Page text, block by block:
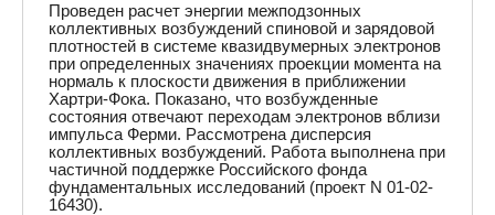
Проведен расчет энергии межподзонных
коллективных возбуждений спиновой и зарядовой
плотностей в системе квазидвумерных электронов
при определенных значениях проекции момента на
нормаль к плоскости движения в приближении
Хартри-Фока. Показано, что возбужденные
состояния отвечают переходам электронов вблизи
импульса Ферми. Рассмотрена дисперсия
коллективных возбуждений. Работа выполнена при
частичной поддержке Российского фонда
фундаментальных исследований (проект N 01-02-
16430).